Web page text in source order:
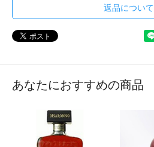
返品について
あなたにおすすめの商品